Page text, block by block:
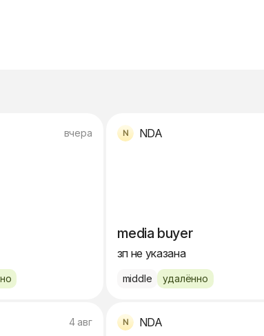
вчера NDA
media buyer
зп не указана
middle удалённо
4 авг NDA